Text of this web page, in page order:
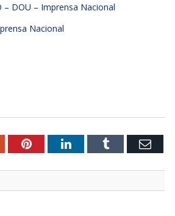
– DOU – Imprensa Nacional
Nacional
PinterestLinkedInTumblr Email